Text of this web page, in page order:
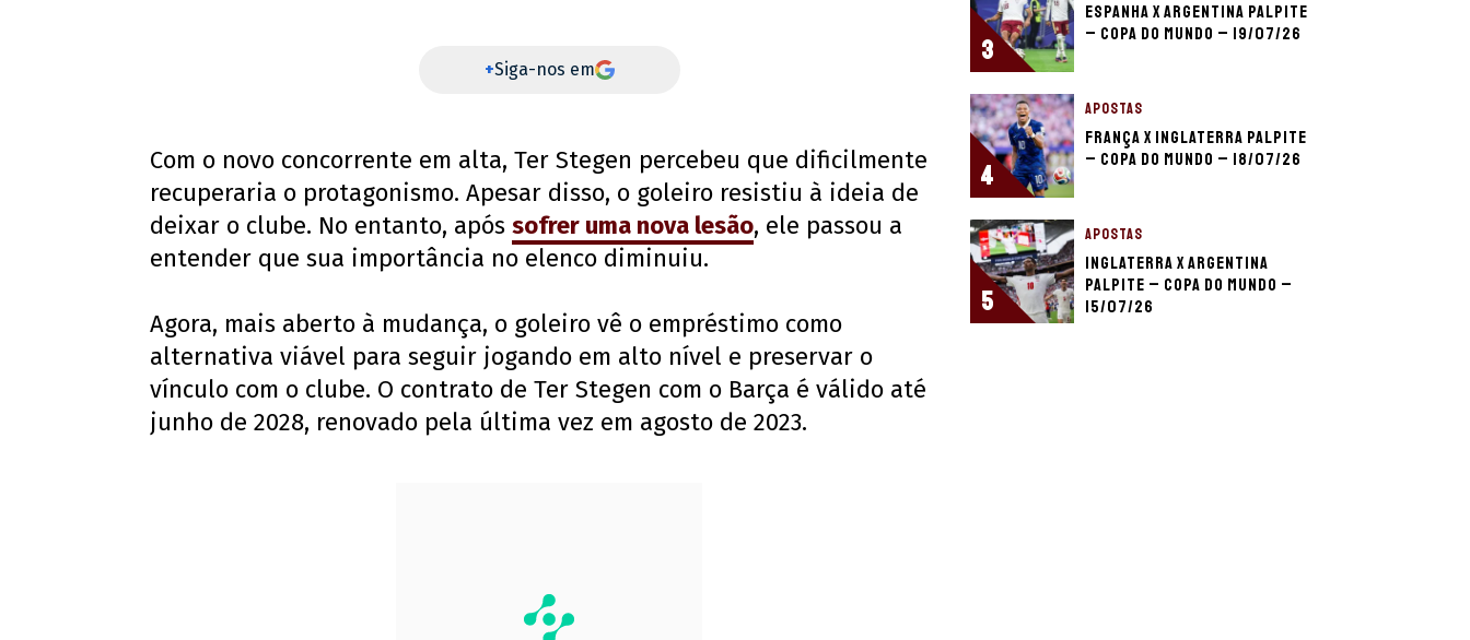
+Siga-nos em
Com o novo concorrente em alta, Ter Stegen percebeu que dificilmente
recuperaria o protagonismo. Apesar disso, o goleiro resistiu à ideia de
deixar o clube. No entanto, após sofrer uma nova lesão, ele passou a
entender que sua importância no elenco diminuiu.
Agora, mais aberto à mudança, o goleiro vê o empréstimo como
alternativa viável para seguir jogando em alto nível e preservar o
vínculo com o clube. O contrato de Ter Stegen com o Barça é válido até
junho de 2028, renovado pela última vez em agosto de 2023.
3
Espanha x Argentina palpite
– Copa do Mundo – 19/07/26
4
APOSTAS
França x Inglaterra palpite
– Copa do Mundo – 18/07/26
5
APOSTAS
Inglaterra x Argentina
palpite – Copa do Mundo –
15/07/26